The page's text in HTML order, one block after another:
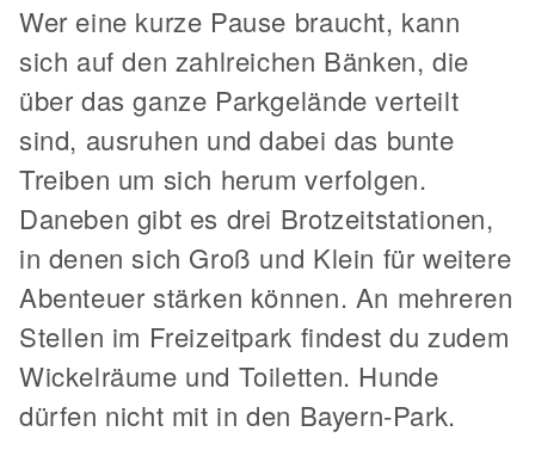
Wer eine kurze Pause braucht, kann
sich auf den zahlreichen Bänken, die
über das ganze Parkgelände verteilt
sind, ausruhen und dabei das bunte
Treiben um sich herum verfolgen.
Daneben gibt es drei Brotzeitstationen,
in denen sich Groß und Klein für weitere
Abenteuer stärken können. An mehreren
Stellen im Freizeitpark findest du zudem
Wickelräume und Toiletten. Hunde
dürfen nicht mit in den Bayern-Park.